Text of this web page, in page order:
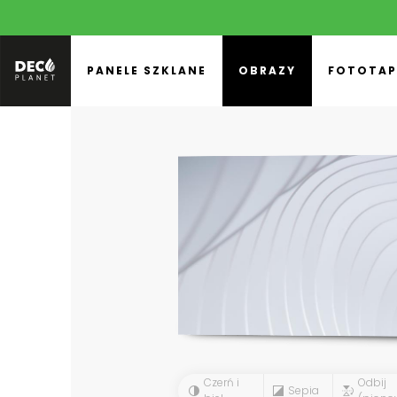
PANELE SZKLANE OBRAZY
Czerń i
Sepia
Odbij